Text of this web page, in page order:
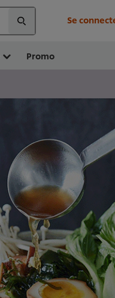
Se
Promo